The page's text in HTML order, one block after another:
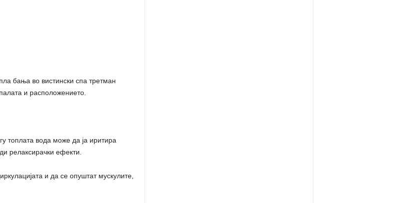
бања во вистински спа третман
и расположението.
топлата вода може да ја иритира
релаксирачки ефекти.
и да се опуштат мускулите,